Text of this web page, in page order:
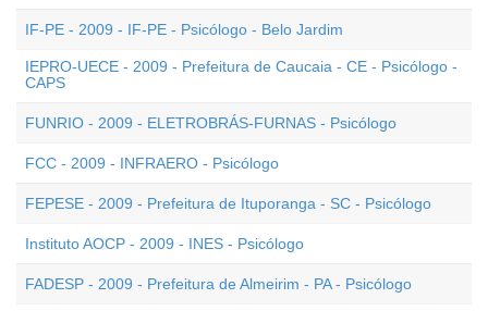
IF-PE - 2009 - IF-PE - Psicólogo - Belo Jardim
IEPRO-UECE - 2009 - Prefeitura de Caucaia - CE - Psicólogo -
CAPS
FUNRIO - 2009 - ELETROBRÁS-FURNAS - Psicólogo
FCC - 2009 - INFRAERO - Psicólogo
FEPESE - 2009 - Prefeitura de Ituporanga - SC - Psicólogo
Instituto AOCP - 2009 - INES - Psicólogo
FADESP - 2009 - Prefeitura de Almeirim - PA - Psicólogo